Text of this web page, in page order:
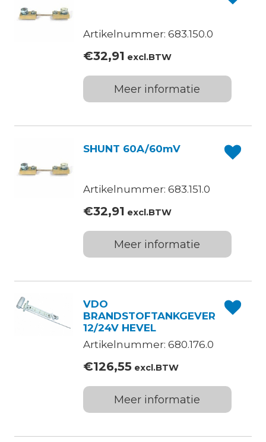
Artikelnummer: 683.150.0
€32,91 excl.BTW
Meer informatie
SHUNT 60A/60mV
Artikelnummer: 683.151.0
€32,91 excl.BTW
Meer informatie
VDO
BRANDSTOFTANKGEVER
12/24V HEVEL
Artikelnummer: 680.176.0
€126,55excl.BTW
Meer informatie